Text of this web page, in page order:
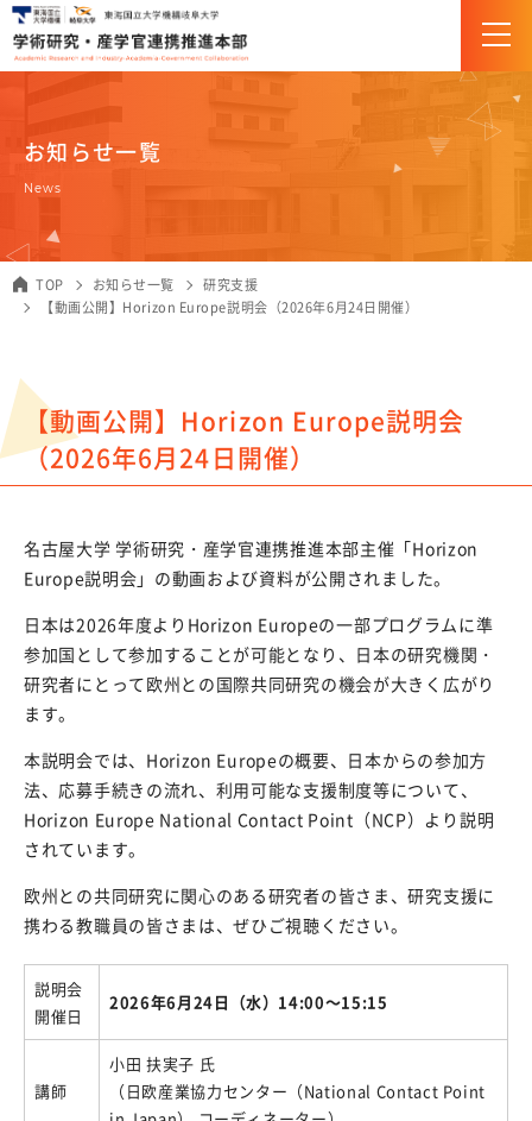
組織・体制
企画・研究支援部門（URA）について
産学官連携推進部門について
科研費
JST創発的研究支援事業
e-Rad登録
外部資金獲得手当
競争的研究費の直接経費からの研究代表者（PI）の人件
費支出に係る活用実績報告書
研究支援メニュー
コンプライアンスについて
動物性集合胚生命倫理審査委員会
産学官連携
岐阜大学の産学連携活動を知りたい方
具体的に岐阜大学との産学連携をご検討の方
お知らせ一覧
News
TOP お知らせ一覧
研究支援
【動画公開】Horizon Europe説明会（2026年6月24日開催）
【動画公開】Horizon Europe説明会
（2026年6月24日開催）
名古屋大学 学術研究・産学官連携推進本部主催「Horizon
Europe説明会」の動画および資料が公開されました。
日本は2026年度よりHorizon Europeの一部プログラムに準
参加国として参加することが可能となり、日本の研究機関・
研究者にとって欧州との国際共同研究の機会が大きく広がり
ます。
本説明会では、Horizon Europeの概要、日本からの参加方
法、応募手続きの流れ、利用可能な支援制度等について、
Horizon Europe National Contact Point（NCP）より説明
されています。
欧州との共同研究に関心のある研究者の皆さま、研究支援に
携わる教職員の皆さまは、ぜひご視聴ください。
説明会
開催日
2026年6月24日（水）14:00～15:15
講師
小田 扶実子 氏
（日欧産業協力センター（National Contact Point